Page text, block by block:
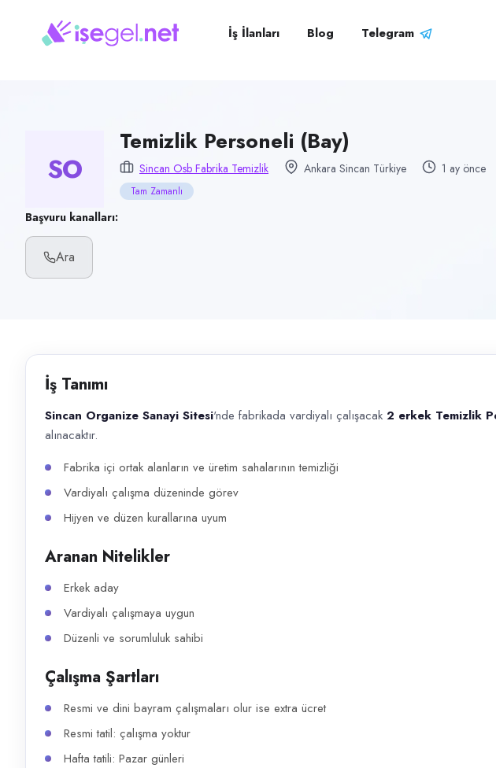
Temizlik Personeli (Bay)
Sincan, Ankara
Çalışma şekli
Tam Zamanlı · Ofis
Yayın tarihi
10 Haziran 2026
Başvuru kanalları
İlan açıklaması
Sincan Organize Sanayi Sitesi 'nde fabrikada vardiyalı çalışacak 2 erkek Temizlik Personeli
İş İlanları Blog Telegram
SO
Temizlik Personeli (Bay)
Sincan Osb Fabrika Temizlik Ankara Sincan Türkiye 1 ay önce
Tam Zamanlı
Başvuru kanalları:
Ara
İş Tanımı
Sincan Organize Sanayi Sitesi'nde fabrikada vardiyalı çalışacak 2 erkek Temizlik
alınacaktır.
Fabrika içi ortak alanların ve üretim sahalarının temizliği
Vardiyalı çalışma düzeninde görev
Hijyen ve düzen kurallarına uyum
Aranan Nitelikler
Erkek aday
Vardiyalı çalışmaya uygun
Düzenli ve sorumluluk sahibi
Çalışma Şartları
Resmi ve dini bayram çalışmaları olur ise extra ücret
Resmi tatil: çalışma yoktur
Hafta tatili: Pazar günleri